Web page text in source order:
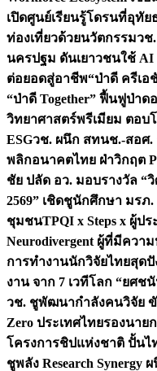
เปิดศูนย์เรียนรู้โดรนที่อุทั
ท่องเที่ยวด้วยนวัตกรรมวช
นครปฐม ดันเยาวชนใช้ AI
ต่อยอดสู่อาชีพ“ป่าดี ครีเอ
“ป่าดี Together” ฟื้นฟูป่าด
วิทยาศาสตร์พรีเมียม ตอบ
ESGวช. ผนึก สทนช.-สอศ.
พลิกอนาคตไทย ฝ่าวิกฤต
ชัย ปลัด อว. มอบรางวัล
2569” เชิดชูนักศึกษา มร
ชุมชนTPQI x Steps x ผู้ป
Neurodivergent ผู้ที่มีคว
การทำงานนักวิจัยไทยสุดปั
งาน จาก 7 เวทีโลก “ยศช
วช. ชูพัฒนากำลังคนวิจัย ขั
Zero ประเทศไทยรองนาย
โครงการชิปแห่งชาติ ปั้นไ
ชูพลัง Research Synergy